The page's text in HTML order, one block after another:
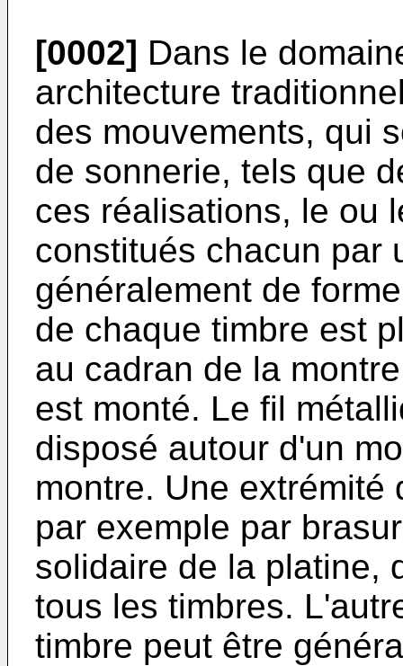
[0002] Dans le
architecture
des mouvements, qui
de sonnerie, tels que
ces réalisations, le ou
constitués chacun par
généralement de
de chaque timbre est
au cadran de la
est monté. Le fil
disposé autour d'un
montre. Une extrémité
par exemple par
solidaire de la platine,
tous les timbres.
timbre peut être